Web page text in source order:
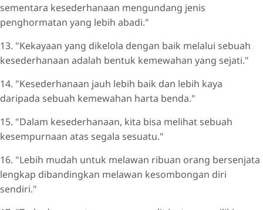
sementara kesederhanaan mengundang jenis
penghormatan yang lebih abadi."
13. "Kekayaan yang dikelola dengan baik melalui sebuah
kesederhanaan adalah bentuk kemewahan yang sejati."
14. "Kesederhanaan jauh lebih baik dan lebih kaya
daripada sebuah kemewahan harta benda."
15. "Dalam kesederhanaan, kita bisa melihat sebuah
kesempurnaan atas segala sesuatu."
16. "Lebih mudah untuk melawan ribuan orang bersenjata
lengkap dibandingkan melawan kesombongan diri
sendiri."